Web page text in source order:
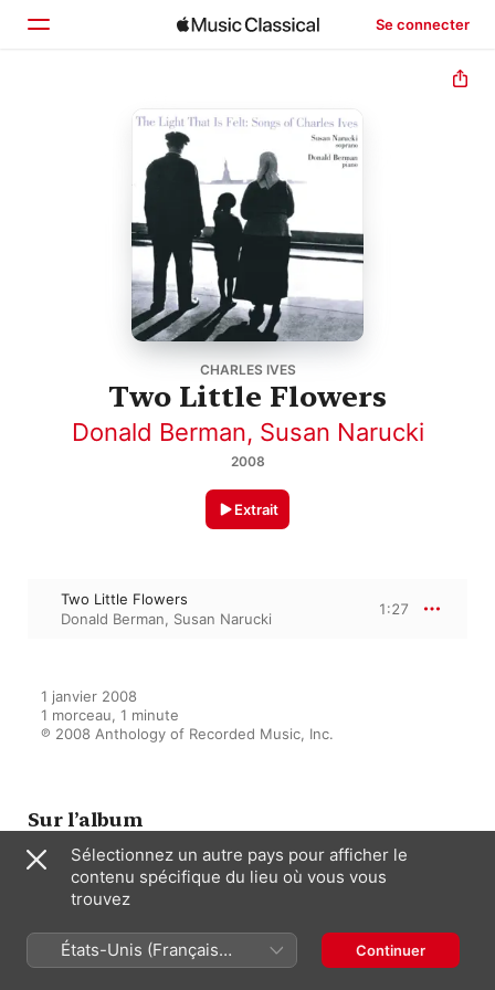
Se connecter
Rechercher
CHARLES IVES
Two Little Flowers
Donald Berman, Susan Narucki
2008
Extrait
Two Little Flowers
Donald Berman, Susan Narucki
1:27
1 janvier 2008
1 morceau, 1 minute
℗ 2008 Anthology of Recorded Music, Inc.
Sur l’album
Susan Narucki,Donald Berman
Sélectionnez un autre pays pour afficher le
contenu spécifique du lieu où vous vous
trouvez
États-Unis (Français
France)
Continuer